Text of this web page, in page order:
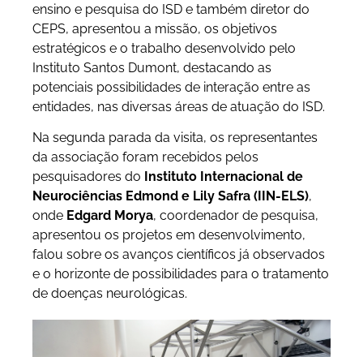
ensino e pesquisa do ISD e também diretor do
CEPS, apresentou a missão, os objetivos
estratégicos e o trabalho desenvolvido pelo
Instituto Santos Dumont, destacando as
potenciais possibilidades de interação entre as
entidades, nas diversas áreas de atuação do ISD.
Na segunda parada da visita, os representantes
da associação foram recebidos pelos
pesquisadores do Instituto Internacional de
Neurociências Edmond e Lily Safra (IIN-ELS),
onde Edgard Morya, coordenador de pesquisa,
apresentou os projetos em desenvolvimento,
falou sobre os avanços científicos já observados
e o horizonte de possibilidades para o tratamento
de doenças neurológicas.